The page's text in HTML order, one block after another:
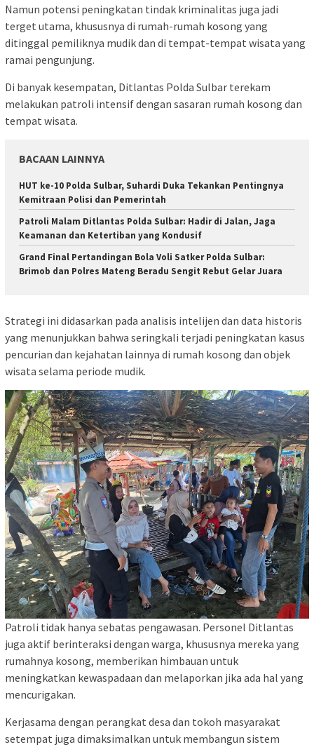
Namun potensi peningkatan tindak kriminalitas juga jadi
terget utama, khususnya di rumah-rumah kosong yang
ditinggal pemiliknya mudik dan di tempat-tempat wisata yang
ramai pengunjung.
Di banyak kesempatan, Ditlantas Polda Sulbar terekam
melakukan patroli intensif dengan sasaran rumah kosong dan
tempat wisata.
BACAAN LAINNYA
HUT ke-10 Polda Sulbar, Suhardi Duka Tekankan Pentingnya
Kemitraan Polisi dan Pemerintah
Patroli Malam Ditlantas Polda Sulbar: Hadir di Jalan, Jaga
Keamanan dan Ketertiban yang Kondusif
Grand Final Pertandingan Bola Voli Satker Polda Sulbar:
Brimob dan Polres Mateng Beradu Sengit Rebut Gelar Juara
Strategi ini didasarkan pada analisis intelijen dan data historis
yang menunjukkan bahwa seringkali terjadi peningkatan kasus
pencurian dan kejahatan lainnya di rumah kosong dan objek
wisata selama periode mudik.
Patroli tidak hanya sebatas pengawasan. Personel Ditlantas
juga aktif berinteraksi dengan warga, khususnya mereka yang
rumahnya kosong, memberikan himbauan untuk
meningkatkan kewaspadaan dan melaporkan jika ada hal yang
mencurigakan.
Kerjasama dengan perangkat desa dan tokoh masyarakat
setempat juga dimaksimalkan untuk membangun sistem